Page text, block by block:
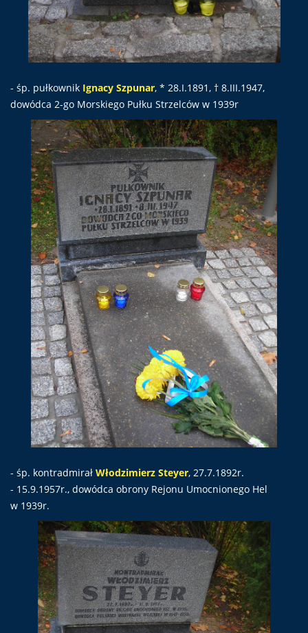
- śp. pułkownik Ignacy Szpunar, * 28.I.1891, † 8.III.1947,
dowódca 2-go Morskiego Pułku Strzelców w 1939r
- śp. kontradmirał Włodzimierz Steyer, 27.7.1892r.
- 15.9.1957r., dowódca obrony Rejonu Umocnionego Hel
w 1939r.